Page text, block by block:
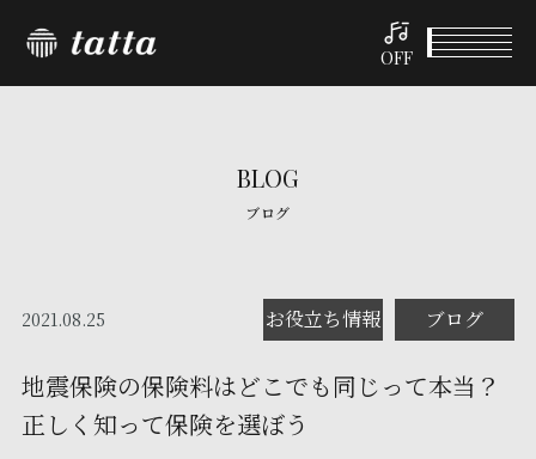
OFF
BLOG
ブログ
2021.08.25 お役立ち情報 ブログ
地震保険の保険料はどこでも同じって本当？
正しく知って保険を選ぼう